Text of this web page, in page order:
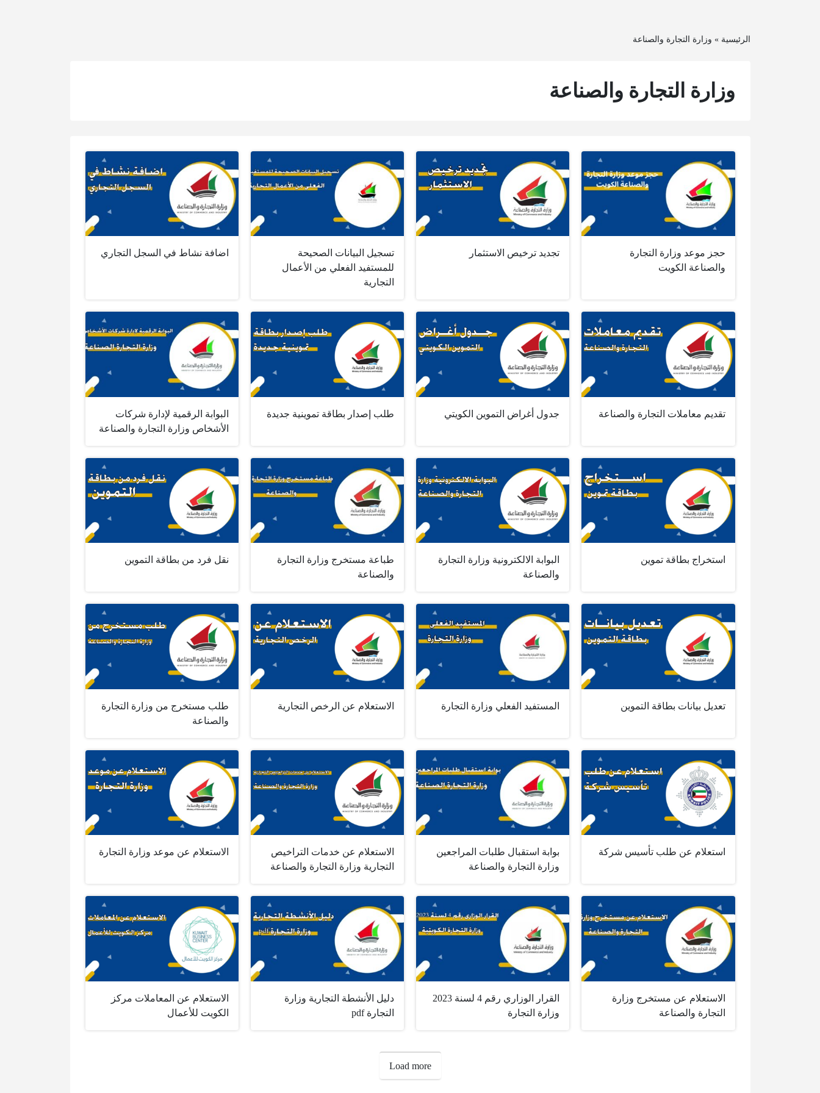
الرئيسية » وزارة التجارة والصناعة
وزارة التجارة والصناعة
حجز موعد وزارة التجارة
والصناعة الكويت
تجديد ترخيص الاستثمار
تسجيل البيانات الصحيحة
للمستفيد الفعلي من الأعمال
التجارية
اضافة نشاط في السجل التجاري
تقديم معاملات التجارة والصناعة جدول أغراض التموين الكويتي طلب إصدار بطاقة تموينية جديدة
البوابة الرقمية لإدارة شركات
الأشخاص وزارة التجارة والصناعة
استخراج بطاقة تموين
البوابة الالكترونية وزارة التجارة
والصناعة
طباعة مستخرج وزارة التجارة
والصناعة
نقل فرد من بطاقة التموين
تعديل بيانات بطاقة التموين المستفيد الفعلي وزارة التجارة الاستعلام عن الرخص التجارية
طلب مستخرج من وزارة التجارة
والصناعة
استعلام عن طلب تأسيس شركة
بوابة استقبال طلبات المراجعين
وزارة التجارة والصناعة
الاستعلام عن خدمات التراخيص
التجارية وزارة التجارة والصناعة
الاستعلام عن موعد وزارة التجارة
الاستعلام عن مستخرج وزارة
التجارة والصناعة
القرار الوزاري رقم 4 لسنة 2023
وزارة التجارة
دليل الأنشطة التجارية وزارة
التجارة pdf
الاستعلام عن المعاملات مركز
الكويت للأعمال
Load more